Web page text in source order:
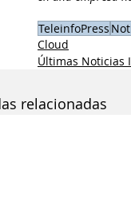
TeleinfoPress
Cloud
Últimas Noticias
relacionadas